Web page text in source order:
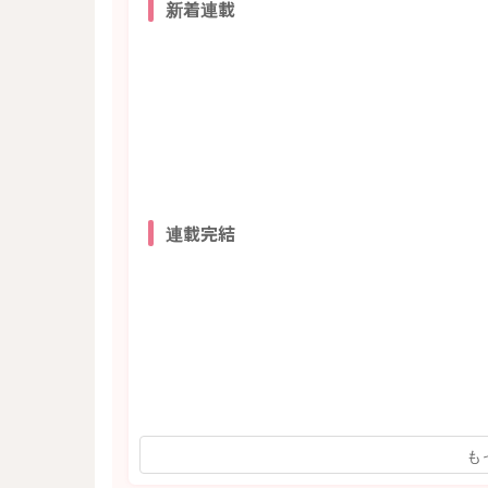
新着連載
連載完結
も